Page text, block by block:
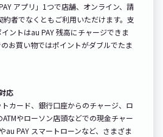
アプリ」1つで店舗、オンライン、請
者でなくともご利用いただけます。支
ントはau PAY 残高にチャージできま
お買い物ではポイントがダブルでたま
応
カード、銀行口座からのチャージ、ロ
やローソン店頭などでの現金チャー
au PAY スマートローンなど、さまざま